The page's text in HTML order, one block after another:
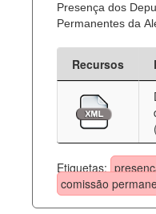
Presença dos
Permanentes da
Recursos
Etiquetas:
comissão